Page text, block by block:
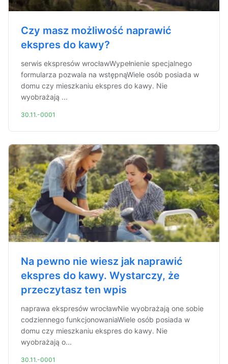
Czy masz możliwość naprawić
ekspres do kawy?
serwis ekspresów wrocławWypełnienie specjalnego
formularza pozwala na wstępnąWiele osób posiada w
domu czy mieszkaniu ekspres do kawy. Nie
wyobrażają ...
30.11.-0001
Na pewno nie wiesz jak naprawić
ekspres do kawy. Wystarczy, że
przeczytasz ten wpis
naprawa ekspresów wrocławNie wyobrażają one sobie
codziennego funkcjonowaniaWiele osób posiada w
domu czy mieszkaniu ekspres do kawy. Nie
wyobrażają o...
30.11.-0001